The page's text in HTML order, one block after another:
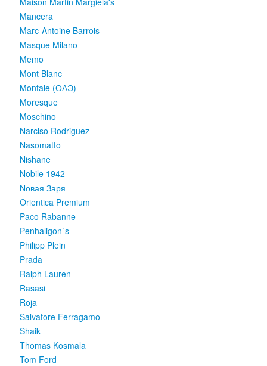
Mancera
Marc-Antoine Barrois
Masque Milano
Memo
Mont Blanc
Montale (ОАЭ)
Moresque
Moschino
Narciso Rodriguez
Nasomatto
Nishane
Nobile 1942
Nовая Заря
Orientica Premium
Paco Rabanne
Penhaligon`s
Philipp Plein
Prada
Ralph Lauren
Rasasi
Roja
Salvatore Ferragamo
Shaik
Thomas Kosmala
Tom Ford